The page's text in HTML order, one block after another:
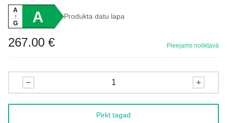
A
↑
G
A Produkta datu lapa
267.00 € Pieejams noliktavā
Pirkt tagad